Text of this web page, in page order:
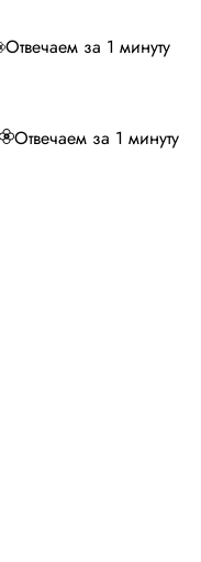
Отвечаем за 1 минуту
Отвечаем за 1 минуту